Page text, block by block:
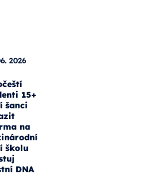
2026
15+
šanci
na
školu
DNA